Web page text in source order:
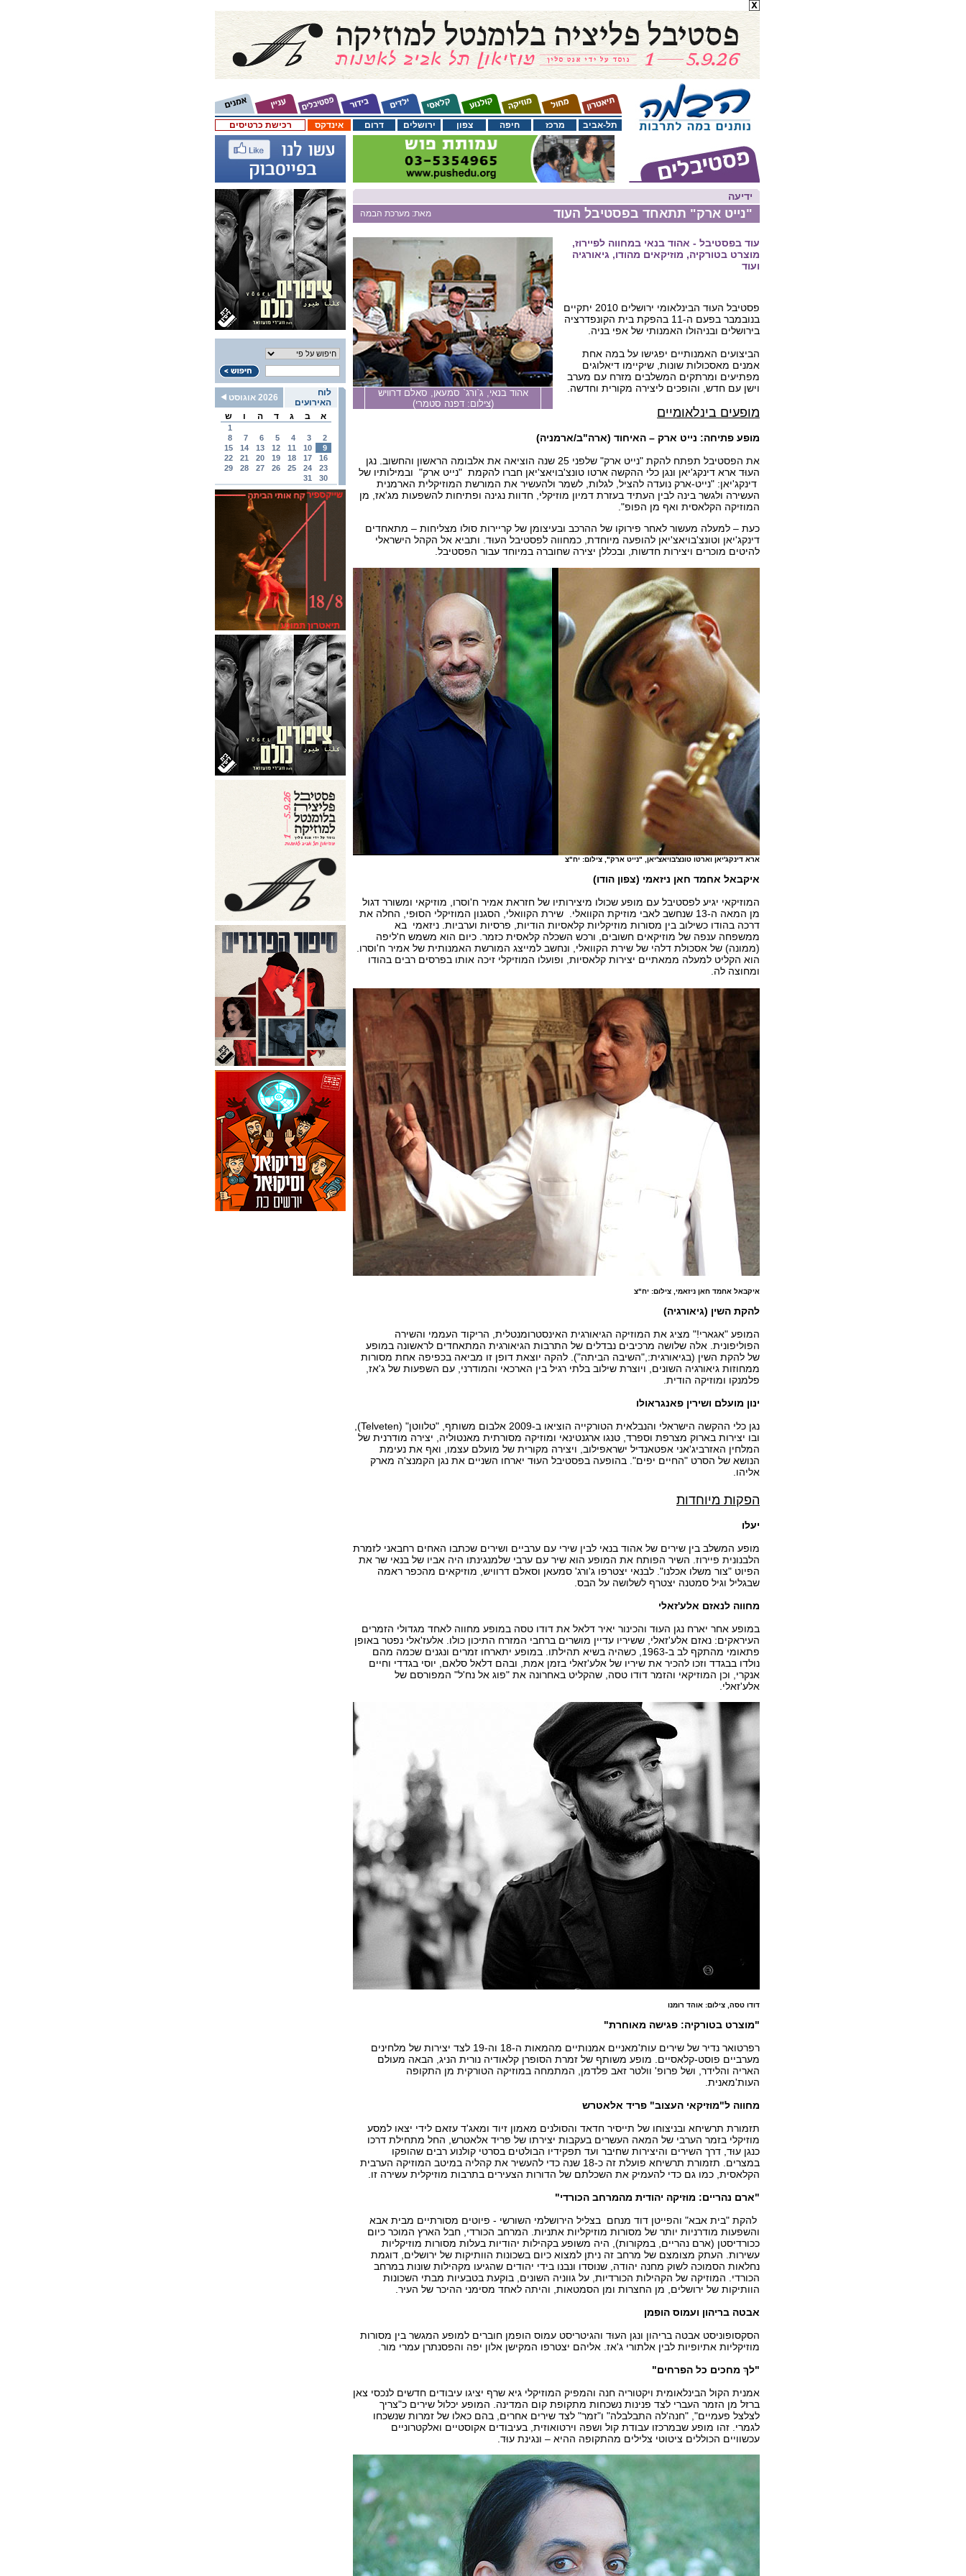
רכישת כרטיסים אינדקס דרום ירושלים צפון חיפה מרכז תל-אביב
לוח
האירועים
2026 אוגוסט
א
ב ג ד ה ו ש
1
2
3
4
5
6
7
8
9
10
11
12
13
14
15
16
17
18
19
20
21
22
23
24
25
26
27
28
29
30
31
ידיעה
מאת: מערכת הבמה "נייט ארק" תתאחד בפסטיבל העוד
אהוד בנאי, ג`ורג` סמעאן, סאלם דרוויש
(צילום: דפנה סטמרי)
עוד בפסטיבל - אהוד בנאי במחווה לפיירוז,
מוצרט בטורקיה, מוזיקאים מהודו, גיאורגיה
ועוד
פסטיבל העוּד הבינלאומי ירושלים 2010 יתקיים
בנובמבר בפעם ה-11 בהפקת בית הקונפדרציה
בירושלים ובניהולו האמנותי של אפי בניה.
הביצועים האמנותיים יפגישו על במה אחת
אמנים מאסכולות שונות, שיקיימו דיאלוגים
מפתיעים ומרתקים המשלבים מזרח עם מערב
וישן עם חדש, והופכים ליצירה מקורית וחדשה.
מופעים בינלאומיים
מופע פתיחה: נייט ארק – האיחוד (ארה"ב/ארמניה)
את הפסטיבל תפתח להקת "נייט ארק" שלפני 25 שנה הוציאה את אלבומה הראשון והחשוב. נגן
העוּד ארא דינקג'יאן ונגן כלי ההקשה ארטו טונצ'בויאצ'יאן חברו להקמת "נייט ארק" ובמילותיו של
דינקג'יאן: "נייט-ארק נועדה להציל, לגלות, לשמר ולהעשיר את המורשת המוזיקלית הארמנית
העשירה ולגשר בינה לבין העתיד בעזרת דמיון מוזיקלי, חדוות נגינה ופתיחות להשפעות מג'אז, מן
המוזיקה הקלאסית ואף מן הפופ".
כעת – למעלה מעשור לאחר פירוקו של ההרכב ובעיצומן של קריירות סולו מצליחות – מתאחדים
דינקג'יאן וטונצ'בויאצ'יאן להופעה מיוחדת, כמחווה לפסטיבל העוּד. ותביא אל הקהל הישראלי
להיטים מוכרים ויצירות חדשות, ובכללן יצירה שחוברה במיוחד עבור הפסטיבל.
ארא דינקג'יאן וארטו טונצ'בויאצ'יאן, "נייט ארק", צילום: יח"צ
איקבאל אחמד חאן ניזאמי (צפון הודו)
המוזיקאי יגיע לפסטיבל עם מופע שכולו מיצירותיו של חזראת אמיר ח'וסרו, מוזיקאי ומשורר דגול
מן המאה ה-13 שנחשב לאבי מוזיקת הקוואלי. שירת הקוואלי, הסגנון המוזיקלי הסוּפי, החלה את
דרכה בהודו כשילוב בין מסורות מוזיקליות קלאסיות הודיות, פרסיות וערביות. ניזאמי בא
ממשפחה ענפה של מוזיקאים חשובים, ורכש השכלה קלאסית כזמר. כיום הוא משמש ח'ליפה
(ממונה) של אסכולת דלהי של שירת הקוואלי, ונחשב למייצג המורשת האמנותית של אמיר ח'וסרו.
הוא הקליט למעלה ממאתיים יצירות קלאסיות, ופועלו המוזיקלי זיכה אותו בפרסים רבים בהודו
ומחוצה לה.
איקבאל אחמד חאן ניזאמי, צילום: יח"צ
להקת השין (גיאורגיה)
המופע "אגארי!" מציג את המוזיקה הגיאורגית האינסטרומנטלית, הריקוד העממי והשירה
הפוליפונית. אלה שלושה מרכיבים נבדלים של התרבות הגיאורגית המתאחדים לראשונה במופע
של להקת השין (בגיאורגית:,"השיבה הביתה"). להקה יוצאת דופן זו מביאה בכפיפה אחת מסורות
ממחוזות גיאורגיה השונים, ויוצרת שילוב בלתי רגיל בין הארכאי והמודרני, עם השפעות של ג'אז,
פלמנקו ומוזיקה הודית.
ינון מועלם ושירין פאנגראולו
נגן כלי ההקשה הישראלי והנבלאית הטורקייה
הוציאו ב-2009 אלבום משותף, "טלווטן" (Telveten),
ובו יצירות בארוק מצרפת וספרד, טנגו ארגנטינאי ומוזיקה מסורתית מאנטוליה, יצירה מודרנית של
המלחין האזרביג'אני אפטאנדיל ישראפילוב, ויצירה מקורית של מועלם עצמו, ואף את נעימת
הנושא של הסרט "החיים יפים". בהופעה בפסטיבל העוּד יארחו השניים את נגן הקמנצ'ה מארק
אליהו.
הפקות מיוחדות
יעלו
מופע המשלב בין שירים של אהוד בנאי לבין שירי עם ערביים ושירים שכתבו האחים רחבאני לזמרת
הלבנונית פיירוז. השיר הפותח את המופע הוא שיר עם ערבי שלמנגינתו היה אביו של בנאי שר את
הפיוט "צור משלו אכלנו". לבנאי יצטרפו ג'ורג' סמעאן וסאלם דרוויש, מוזיקאים מהכפר ראמה
שבגליל וגיל סמטנה יצטרף לשלושה על הבס.
מחווה לנאזם אלע'זאלי
במופע אחר יארח נגן העוּד והכינור יאיר דלאל את דודו טסה במופע מחווה לאחד מגדולי הזמרים
העיראקים: נאזם אלע'זאלי, ששיריו עדיין מושרים ברחבי המזרח התיכון כולו. אלעז'אלי נפטר באופן
פתאומי מהתקף לב ב-1963, כשהיה בשיא תהילתו. במופע יתארחו זמרים ונגנים שכמה מהם
נולדו בבגדד וזכו להכיר את שיריו של אלע'זאלי בזמן אמת, ובהם דלאל סלאם, יוסי בגדדי וחיים
אנקרי, וכן המוזיקאי והזמר דודו טסה, שהקליט באחרונה את "פוג אל נח'ל" המפורסם של
אלע'זאלי.
דודו טסה, צילום: אוהד רומנו
"מוצרט בטורקיה: פגישה מאוחרת"
רפרטואר נדיר של שירים עות'מאניים אמנותיים מהמאות ה-18 וה-19 לצד יצירות של מלחינים
מערביים פוסט-קלאסיים. מופע משותף של זמרת הסופרן קלאודיה נורית הניג, הבאה מעולם
האריה והלידר, ושל פרופ' וולטר זאב פלדמן, המתמחה במוזיקה הטורקית מן התקופה
העות'מאנית.
מחווה ל"מוזיקאי העצוב" פריד אלאטרש
תזמורת תרשיחא ובניצוחו של תייסיר חדאד והסולנים מאמון זיוד ומאג'ד עזאם לידי יצאו למסע
מוזיקלי בזמר הערבי של המאה העשרים בעקבות יצירתו של פריד אלאטרש, החל מתחילת דרכו
כנגן עוּד, דרך השירים והיצירות שחיבר ועד תפקידיו הבולטים בסרטי קולנוע רבים שהופקו
במצרים. תזמורת תרשיחא פועלת זה כ-18 שנה כדי להעשיר את קהליה במיטב המוזיקה הערבית
הקלאסית, כמו גם כדי להעמיק את השכלתם של הדורות הצעירים בתרבות מוזיקלית עשירה זו.
"ארם נהריים: מוזיקה יהודית מהמרחב הכורדי"
להקת "בית אבא" והפייטן דוד מנחם בצליל הירושלמי השורשי - פיוטים מסורתיים מבית אבא
והשפעות מודרניות יותר של מסורות מוזיקליות אתניות. המרחב הכורדי, חבל הארץ המוכר כיום
ככורדיסטן (ארם נהריים, במקורות), היה משופע בקהילות יהודיות בעלות מסורות מוזיקליות
עשירות. העתק מצומצם של מרחב זה ניתן למצוא כיום בשכונות הוותיקות של ירושלים, דוגמת
נחלאות הסמוכה לשוק מחנה יהודה, שנוסדו ונבנו בידי יהודים שהגיעו מקהילות שונות במרחב
הכורדי. המוזיקה של הקהילות הכורדיות, על גווניה השונים, בוקעת בטבעיות מבתי השכונות
הוותיקות של ירושלים, מן החצרות ומן הסמטאות, והיתה לאחד מסימני ההיכר של העיר.
אבטה בריהון ועמוס הופמן
הסקסופוניסט אבטה בריהון ונגן העוּד והגיטריסט עמוס הופמן חוברים למופע המגשר בין מסורות
מוזיקליות אתיופיות לבין אלתורי ג'אז. אליהם יצטרפו המקישן אלון יפה והפסנתרן עמרי מור.
"לךְ מחכים כל הפרחים"
אמנית הקול הבינלאומית ויקטוריה חנה והמפיק המוזיקלי גיא שרף יציגו עיבודים חדשים לנכסי צאן
ברזל מן הזמר העברי לצד פנינות נשכחות מתקופת קום המדינה. המופע יכלול שירים כ"צריך
לצלצל פעמיים", "חנה'לה התבלבלה" ו"זמר" לצד שירים אחרים, בהם כאלו של זמרות שנשכחו
לגמרי. זהו מופע שבמרכזו עבודת קול ושפה וירטואוזית, בעיבודים אקוסטיים ואלקטרוניים
עכשוויים הכוללים ציטוטי צלילים מהתקופה ההיא – ונגינת עוּד.